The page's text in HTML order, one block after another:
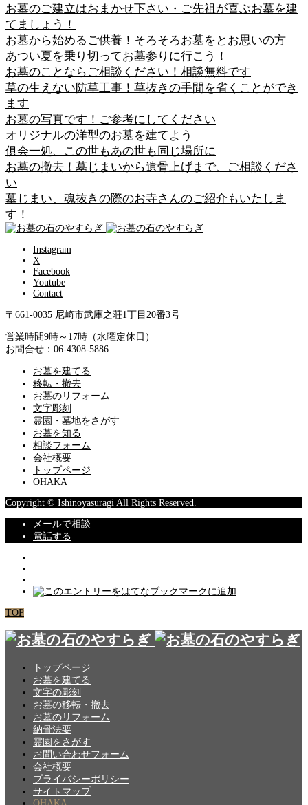
お墓のご建立はおまかせ下さい・ご先祖が喜ぶお墓を建
てましょう！
お墓から始めるご供養！そろそろお墓をとお思いの方
あつい夏を乗り切ってお墓参りに行こう！
お墓のことならご相談ください！相談無料です
草の生えない防草工事！草抜きの手間を省くことができ
ます
お墓の写真です！ご参考にしてください
オリジナルの洋型のお墓を建てよう
俱会一処、この世もあの世も同じ場所に
お墓の撤去！墓じまいから遺骨上げまで、ご相談くださ
い
墓じまい、魂抜きの際のお寺さんのご紹介もいたしま
す！
Instagram
X
Facebook
Youtube
Contact
〒661-0035 尼崎市武庫之荘1丁目20番3号
営業時間9時～17時（水曜定休日）
お問合せ：06-4308-5886
お墓を建てる
移転・撤去
お墓のリフォーム
文字彫刻
霊園・墓地をさがす
お墓を知る
相談フォーム
会社概要
トップページ
OHAKA
Copyright © Ishinoyasuragi All Rights Reserved.
メールで相談
電話する
TOP
トップページ
お墓を建てる
文字の彫刻
お墓の移転・撤去
お墓のリフォーム
納骨法要
霊園をさがす
お問い合わせフォーム
会社概要
プライバシーポリシー
サイトマップ